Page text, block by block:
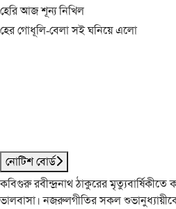
হেরি আজ শূন্য নিখিল
হের গোধূলি-বেলা সই ঘনিয়ে এলো
নোটিশ বোর্ড
কবিগুরু রবীন্দ্রনাথ ঠাকুরের মৃত্যুবার্ষিকীতে
ভালবাসা। নজরুলগীতির সকল শুভানুধ্যায়ীকে